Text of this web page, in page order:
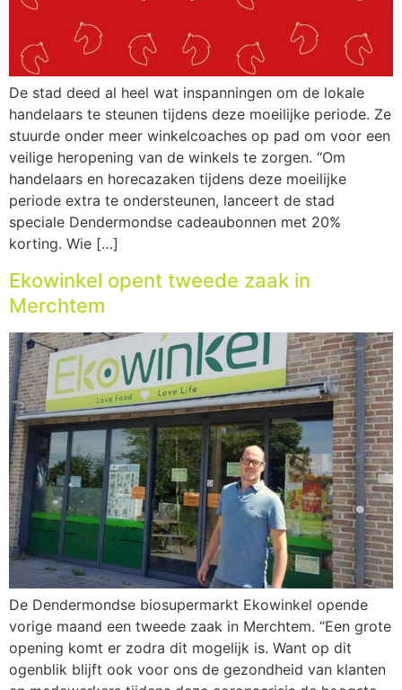
De stad deed al heel wat inspanningen om de lokale
handelaars te steunen tijdens deze moeilijke periode. Ze
stuurde onder meer winkelcoaches op pad om voor een
veilige heropening van de winkels te zorgen. “Om
handelaars en horecazaken tijdens deze moeilijke
periode extra te ondersteunen, lanceert de stad
speciale Dendermondse cadeaubonnen met 20%
korting. Wie […]
Ekowinkel opent tweede zaak in
Merchtem
De Dendermondse biosupermarkt Ekowinkel opende
vorige maand een tweede zaak in Merchtem. “Een grote
opening komt er zodra dit mogelijk is. Want op dit
ogenblik blijft ook voor ons de gezondheid van klanten